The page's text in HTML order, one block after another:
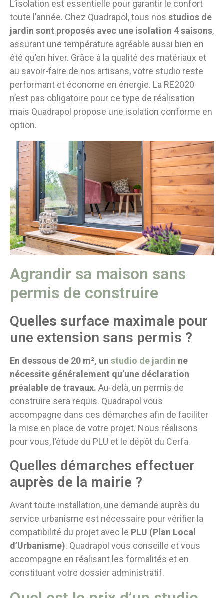
L’isolation est essentielle pour garantir le confort
toute l’année. Chez Quadrapol, tous nos studios de
jardin sont proposés avec une isolation 4 saisons,
assurant une température agréable aussi bien en
été qu’en hiver. Grâce à la qualité des matériaux et
au savoir-faire de nos artisans, votre studio reste
performant et économe en énergie. La RE2020
n’est pas obligatoire pour ce type de réalisation
mais Quadrapol propose une isolation conforme en
option.
Agrandir sa maison sans
permis de construire
Quelles surface maximale pour
une extension sans permis ?
En dessous de 20 m², un studio de jardin ne
nécessite généralement qu’une déclaration
préalable de travaux. Au-delà, un permis de
construire sera requis. Quadrapol vous
accompagne dans ces démarches afin de faciliter
la mise en place de votre projet. Nous réalisons
pour vous, l’étude du PLU et le dépôt du Cerfa.
Quelles démarches effectuer
auprès de la mairie ?
Avant toute installation, une demande auprès du
service urbanisme est nécessaire pour vérifier la
compatibilité du projet avec le PLU (Plan Local
d’Urbanisme). Quadrapol vous conseille et vous
accompagne en réalisant les formalités et en
constituant votre dossier administratif.